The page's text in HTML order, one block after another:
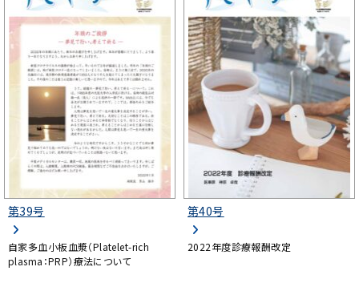
第39号
自家多血小板血漿（Platelet-rich
plasma：PRP）療法について
第40号
2022年度診療報酬改定